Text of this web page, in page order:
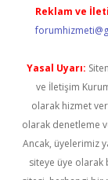
Reklam ve
Yasal Uyarı:
ve İletişim
olarak hizmet
olarak denetleme
Ancak, üyelerimiz
siteye üye olarak